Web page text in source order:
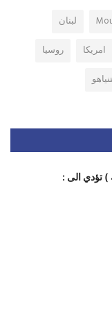
لبنان
امريكا
روسيا
) تؤدي الى :